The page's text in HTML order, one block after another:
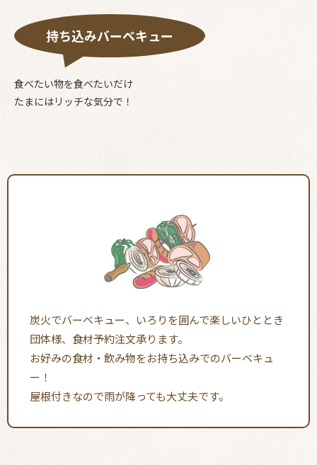
持ち込みバーベキュー
食べたい物を食べたいだけ
たまにはリッチな気分で！
炭火でバーベキュー、いろりを囲んで楽しいひととき
団体様、食材予約注文承ります。
お好みの食材・飲み物をお持ち込みでのバーベキュ
ー！
屋根付きなので雨が降っても大丈夫です。